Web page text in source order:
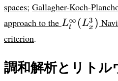
spaces; Gallagher-Koch-
approach to the Lt
∞ (Lx
3 )
criterion.
調和解析とリト